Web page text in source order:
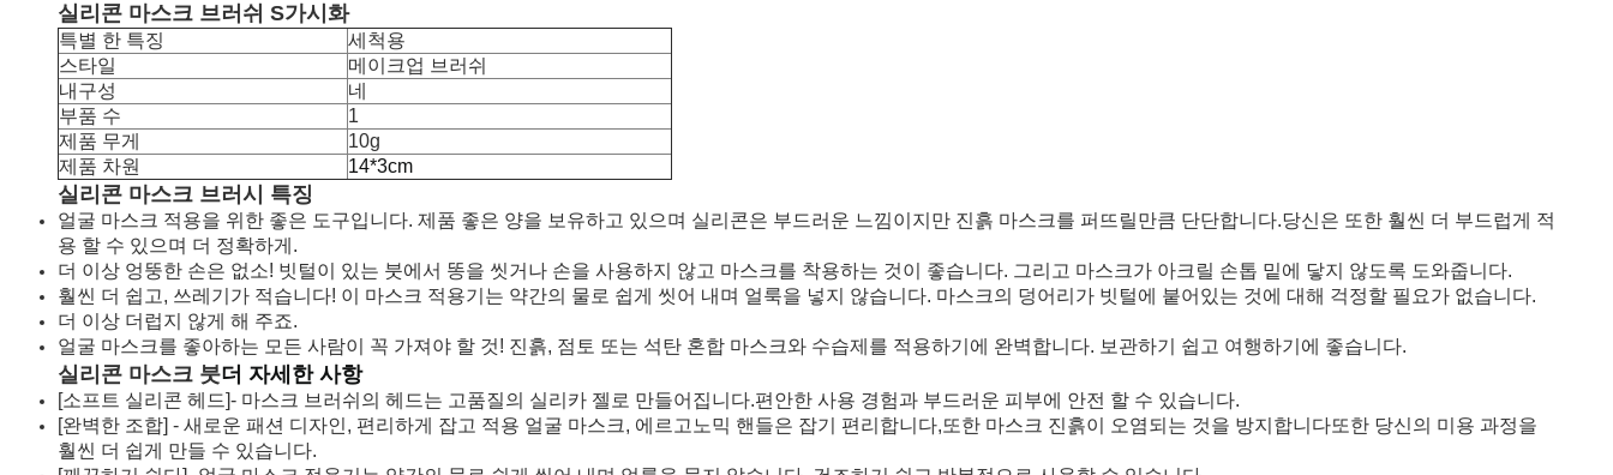
실리콘 마스크 브러쉬 S가시화
특별 한 특징
세척용
스타일
메이크업 브러쉬
내구성
네
부품 수
1
제품 무게
10g
제품 차원
14*3cm
실리콘 마스크 브러시 특징
얼굴 마스크 적용을 위한 좋은 도구입니다. 제품 좋은 양을 보유하고 있으며 실리콘은 부드러운 느낌이지만 진흙 마스크를 퍼뜨릴만큼 단단합니다.당신은 또한 훨씬 더 부드럽게 적
용 할 수 있으며 더 정확하게.
더 이상 엉뚱한 손은 없소! 빗털이 있는 붓에서 똥을 씻거나 손을 사용하지 않고 마스크를 착용하는 것이 좋습니다. 그리고 마스크가 아크릴 손톱 밑에 닿지 않도록 도와줍니다.
훨씬 더 쉽고, 쓰레기가 적습니다! 이 마스크 적용기는 약간의 물로 쉽게 씻어 내며 얼룩을 넣지 않습니다. 마스크의 덩어리가 빗털에 붙어있는 것에 대해 걱정할 필요가 없습니다.
더 이상 더럽지 않게 해 주죠.
얼굴 마스크를 좋아하는 모든 사람이 꼭 가져야 할 것! 진흙, 점토 또는 석탄 혼합 마스크와 수습제를 적용하기에 완벽합니다. 보관하기 쉽고 여행하기에 좋습니다.
실리콘 마스크 붓더 자세한 사항
[소프트 실리콘 헤드]- 마스크 브러쉬의 헤드는 고품질의 실리카 젤로 만들어집니다.편안한 사용 경험과 부드러운 피부에 안전 할 수 있습니다.
[완벽한 조합] - 새로운 패션 디자인, 편리하게 잡고 적용 얼굴 마스크, 에르고노믹 핸들은 잡기 편리합니다,또한 마스크 진흙이 오염되는 것을 방지합니다또한 당신의 미용 과정을
훨씬 더 쉽게 만들 수 있습니다.